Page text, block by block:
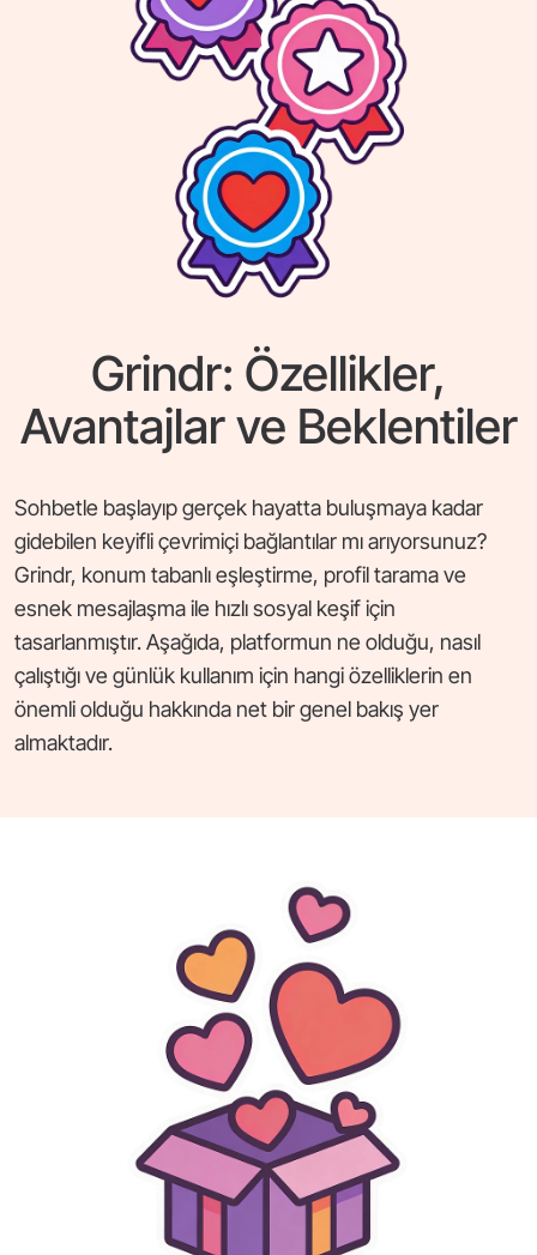
Grindr: Özellikler,
Avantajlar ve Beklentiler
Sohbetle başlayıp gerçek hayatta buluşmaya kadar
gidebilen keyifli çevrimiçi bağlantılar mı arıyorsunuz?
Grindr, konum tabanlı eşleştirme, profil tarama ve
esnek mesajlaşma ile hızlı sosyal keşif için
tasarlanmıştır. Aşağıda, platformun ne olduğu, nasıl
çalıştığı ve günlük kullanım için hangi özelliklerin en
önemli olduğu hakkında net bir genel bakış yer
almaktadır.